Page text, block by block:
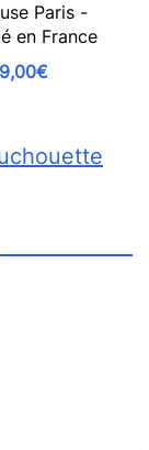
Paris -
en France